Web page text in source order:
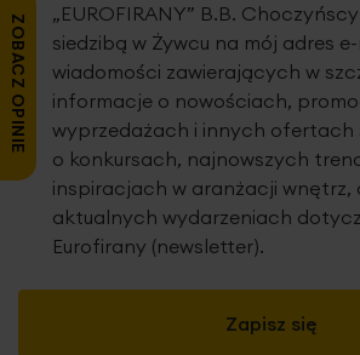
Zapisz się
„EUROFIRANY” B.B.
siedzibą w Żywcu na mój adres
wiadomości zawierających w
informacje o nowościach,
wyprzedażach i innych
o konkursach, najnowszych
inspiracjach w aranżacji wnętrz,
aktualnych wydarzeniach
Eurofirany (newsletter).
ZOBACZ OPINIE